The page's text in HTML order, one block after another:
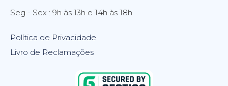
Seg - Sex : 9h às 13h e 14h às 18h
Política de Privacidade
Livro de Reclamações